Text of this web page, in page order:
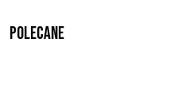
Polecane